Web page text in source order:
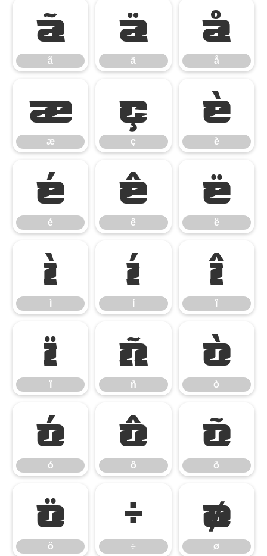
ã
ã
ä
ä
å
å
æ
æ
ç
ç
è
è
é
é
ê
ê
ë
ë
ì
ì
í
í
î
î
ï
ï
ñ
ñ
ò
ò
ó
ó
ô
ô
õ
õ
ö
ö
÷
÷
ø
ø